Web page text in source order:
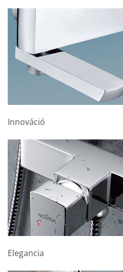
Innováció
Elegancia